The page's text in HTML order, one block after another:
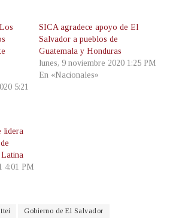
5:21
SICA agradece apoyo de El
Salvador a pueblos de
Guatemala y Honduras
lunes, 9 noviembre 2020 1:25 PM
En «Nacionales»
lidera
4:01 PM
Gobierno de El Salvador